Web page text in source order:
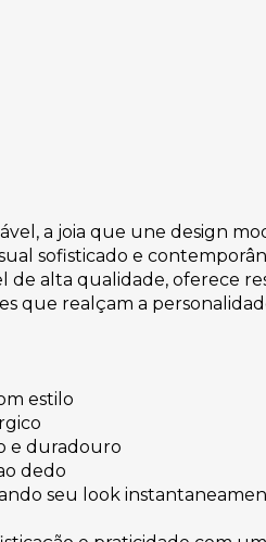
a joia que une design
sofisticado e
de alta qualidade, oferece
que realçam a
estilo
e duradouro
dedo
seu look